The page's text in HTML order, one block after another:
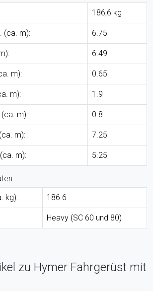
186,6 kg
(ca. m): 6.75
6.49
m): 0.65
m): 1.9
m): 0.8
m): 7.25
m): 5.25
kg):
186.6
Heavy (SC 60 und 80)
zu Hymer Fahrgerüst mit